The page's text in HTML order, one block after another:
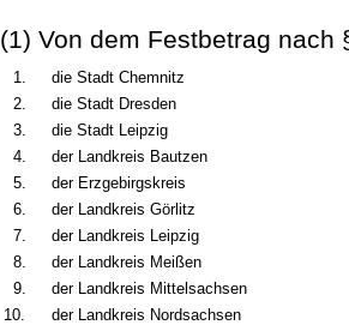
(1) Von dem Festbetrag nach
1.
die Stadt Chemnitz
2.
die Stadt Dresden
3.
die Stadt Leipzig
4.
der Landkreis Bautzen
5.
der Erzgebirgskreis
6.
der Landkreis Görlitz
7.
der Landkreis Leipzig
8.
der Landkreis Meißen
9.
der Landkreis Mittelsachsen
10.
der Landkreis Nordsachsen